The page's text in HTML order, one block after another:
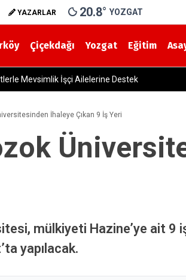
YAZARLAR 20.8° YOZGAT
Çiçekdağı Yozgat Eğitim
Dr. Candaş Tan’dan Emzirme Haftası
İhaleye Çıkan 9 İş Yeri
mülkiyeti Hazine’ye ait 9
yapılacak.